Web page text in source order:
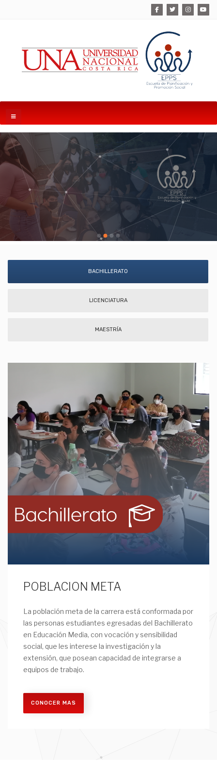
BACHILLERATO
LICENCIATURA
MAESTRÍA
POBLACION META
La población meta de la carrera está conformada por
las personas estudiantes egresadas del Bachillerato
en Educación Media, con vocación y sensibilidad
social, que les interese la investigación y la
extensión, que posean capacidad de integrarse a
equipos de trabajo.
CONOCER MAS